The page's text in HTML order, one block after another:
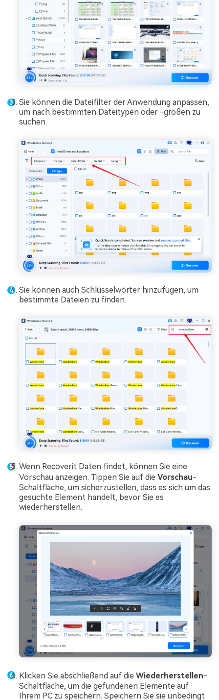
Sie können die Dateifilter der Anwendung anpassen,
um nach bestimmten Dateitypen oder -größen zu
suchen.
Sie können auch Schlüsselwörter hinzufügen, um
bestimmte Dateien zu finden.
Wenn Recoverit Daten findet, können Sie eine
Vorschau anzeigen. Tippen Sie auf die Vorschau-
Schaltfläche, um sicherzustellen, dass es sich um das
gesuchte Element handelt, bevor Sie es
wiederherstellen.
Klicken Sie abschließend auf die Wiederherstellen-
Schaltfläche, um die gefundenen Elemente auf
Ihrem PC zu speichern. Speichern Sie sie unbedingt